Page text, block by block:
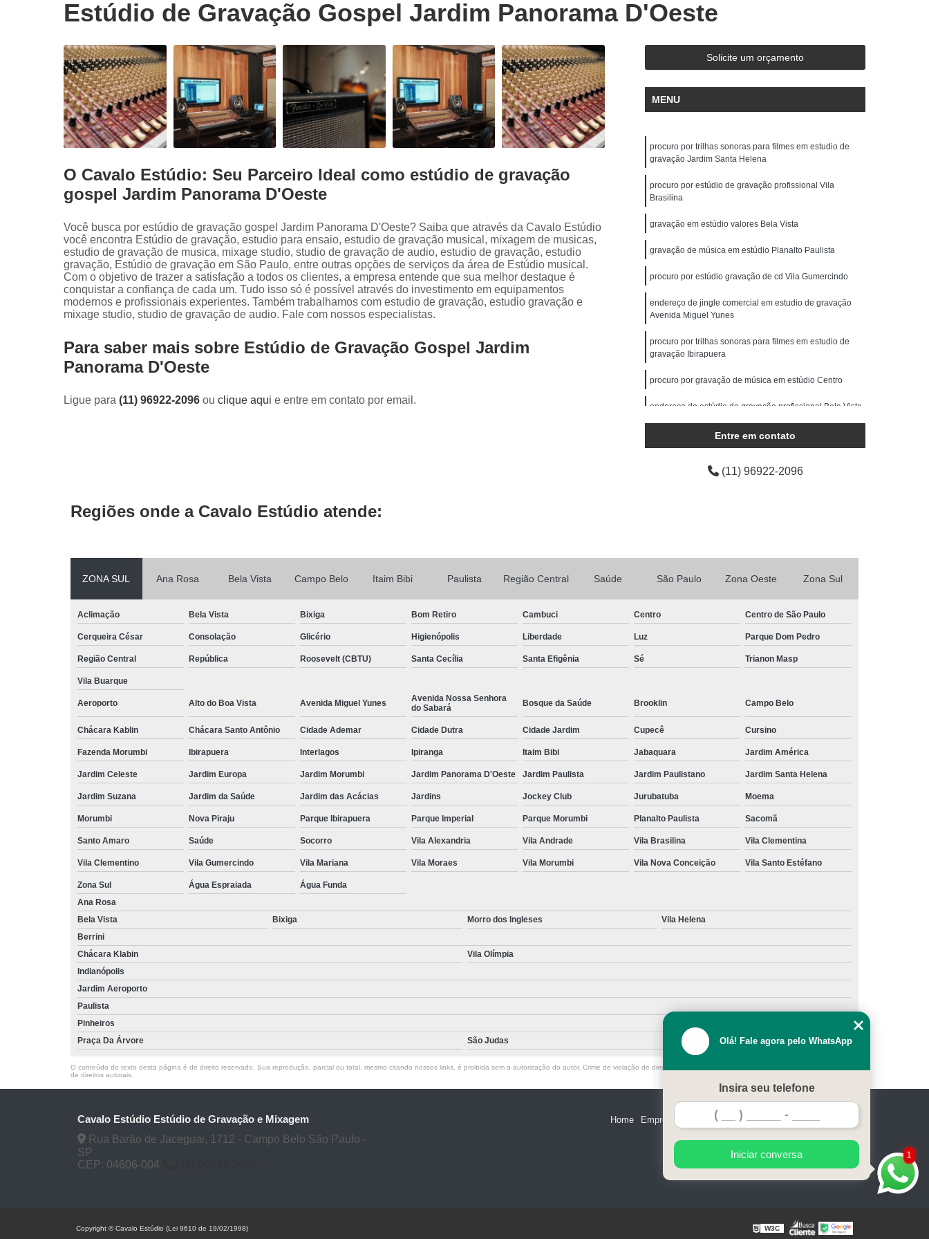
Trilhas Sonoras para Filmes em Estudio de Gravação
Ensaio em Estúdio de Música
Estúdio de Ensaio Musical
Estúdio de Gravação Ensaio
Estúdio Ensaio de Bandas
Estúdio Ensaio de Musicas
Estúdio Ensaio Musical
Estúdio para Ensaio de Bandas
Estúdio para Ensaio de Música
Estúdio para Ensaio Musical
Estúdios para Ensaios Musicais de Banda
Sala Acústica para Ensaio
Sala de Ensaio Musical
Edição de Audio
Estúdio áudio
Estúdio de Audiobook
Estudio Gravação áudio
Estúdio para Gravar Podcast
Fazer Audiobook
Fazer Podcast Gravação áudio
Gravação Audiobook
Gravação de áudio
Gravação de Audiobook Gravação de Podcast
Gravadora áudio
Gravar Audiobook Estúdio de Locução
Locução de Rádio
Locução Feminina
Locução para Comercial
Locução Profissional
Locução Promocional
Serviço de Locução
Mixagem de Som
Mixagem de Voz
Produção áudio
Produção de áudio
Produtora de áudio Estudio
Produtora de Som
Produtora Som
Estúdio de Gravação Gospel Jardim Panorama D'Oeste
O Cavalo Estúdio: Seu Parceiro Ideal como estúdio de gravação
gospel Jardim Panorama D'Oeste
Você busca por estúdio de gravação gospel Jardim Panorama D'Oeste? Saiba que através da Cavalo Estúdio
você encontra Estúdio de gravação, estudio para ensaio, estudio de gravação musical, mixagem de musicas,
estudio de gravação de musica, mixage studio, studio de gravação de audio, estudio de gravação, estudio
gravação, Estúdio de gravação em São Paulo, entre outras opções de serviços da área de Estúdio musical.
Com o objetivo de trazer a satisfação a todos os clientes, a empresa entende que sua melhor destaque é
conquistar a confiança de cada um. Tudo isso só é possível através do investimento em equipamentos
modernos e profissionais experientes. Também trabalhamos com estudio de gravação, estudio gravação e
mixage studio, studio de gravação de audio. Fale com nossos especialistas.
Para saber mais sobre Estúdio de Gravação Gospel Jardim
Panorama D'Oeste
Ligue para (11) 96922-2096 ou clique aqui e entre em contato por email.
Solicite um orçamento
MENU
procuro por trilhas sonoras para filmes em estudio de
gravação Jardim Santa Helena
procuro por estúdio de gravação profissional Vila
Brasilina
gravação em estúdio valores Bela Vista
gravação de música em estúdio Planalto Paulista
procuro por estúdio gravação de cd Vila Gumercindo
endereço de jingle comercial em estudio de gravação
Avenida Miguel Yunes
procuro por trilhas sonoras para filmes em estudio de
gravação Ibirapuera
procuro por gravação de música em estúdio Centro
endereço de estúdio de gravação profissional Bela Vista
endereço de trilhas sonoras para filmes em estudio de
Entre em contato
(11) 96922-2096
Regiões onde a Cavalo Estúdio atende:
ZONA SUL Ana Rosa Bela Vista Campo Belo Itaim Bibi Paulista Região Central Saúde São Paulo Zona Oeste Zona Sul
Aclimação Bela Vista Bixiga Bom Retiro Cambuci Centro Centro de São Paulo
Cerqueira César Consolação Glicério Higienópolis Liberdade Luz Parque Dom Pedro
Região Central República Roosevelt (CBTU) Santa Cecília Santa Efigênia Sé Trianon Masp
Vila Buarque
Aeroporto Alto do Boa Vista Avenida Miguel Yunes
Avenida Nossa Senhora
do Sabará
Bosque da Saúde Brooklin Campo Belo
Chácara Kablin Chácara Santo Antônio Cidade Ademar Cidade Dutra Cidade Jardim Cupecê Cursino
Fazenda Morumbi Ibirapuera Interlagos Ipiranga Itaim Bibi Jabaquara Jardim América
Jardim Celeste Jardim Europa Jardim Morumbi Jardim Panorama D'Oeste Jardim Paulista Jardim Paulistano Jardim Santa Helena
Jardim Suzana Jardim da Saúde Jardim das Acácias Jardins Jockey Club Jurubatuba Moema
Morumbi Nova Piraju Parque Ibirapuera Parque Imperial Parque Morumbi Planalto Paulista Sacomã
Santo Amaro Saúde Socorro Vila Alexandria Vila Andrade Vila Brasilina Vila Clementina
Vila Clementino Vila Gumercindo Vila Mariana Vila Moraes Vila Morumbi Vila Nova Conceição Vila Santo Estéfano
Zona Sul Água Espraiada
Água Funda
Ana Rosa
Bela Vista
Bixiga Morro dos Ingleses
Vila Helena
Berrini
Chácara Klabin
Vila Olímpia
Indianópolis
Jardim Aeroporto
Paulista
Pinheiros
Praça Da Árvore
São Judas
O conteúdo do texto desta página é de direito reservado. Sua reprodução, parcial ou total, mesmo citando nossos links, é proibida sem a autorização do autor. Crime de violação de direito autoral – artigo 184 do Código Penal –
de direitos autorais
Cavalo Estúdio Estúdio de Gravação e Mixagem
Rua Barão de Jaceguai, 1712 - Campo Belo São Paulo -
SP
CEP: 04606-004
Home Empresa Serviços Contato Mapa do site
1
Olá! Fale agora pelo WhatsApp
Insira seu telefone
Iniciar conversa
Copyright © Cavalo Estúdio (Lei 9610 de 19/02/1998) W3C